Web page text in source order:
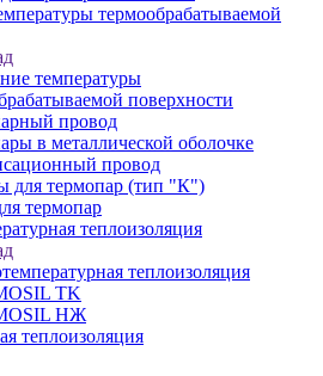
термообрабатываемой
температуры
поверхности
провод
в металлической оболочке
провод
для термопар (тип "К")
термопар
теплоизоляция
теплоизоляция
TK
НЖ
теплоизоляция